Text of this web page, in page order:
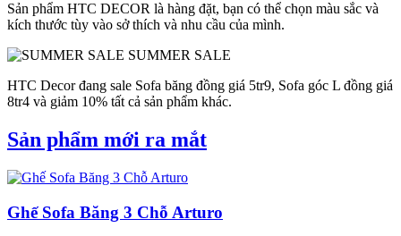
Sản phẩm HTC DECOR là hàng đặt, bạn có thể chọn màu sắc và
kích thước tùy vào sở thích và nhu cầu của mình.
SUMMER SALE
HTC Decor đang sale Sofa băng đồng giá 5tr9, Sofa góc L đồng giá
8tr4 và giảm 10% tất cả sản phẩm khác.
Sản phẩm mới ra mắt
Ghế Sofa Băng 3 Chỗ Arturo